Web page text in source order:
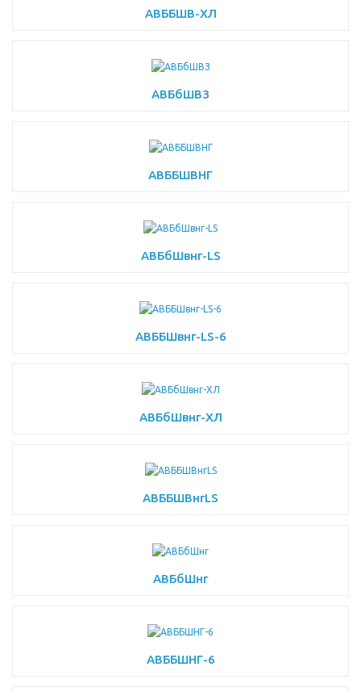
АВББШВ-ХЛ
АВБбШВЗ
АВББШВНГ
АВБбШвнг-LS
АВББШвнг-LS-6
АВБбШвнг-ХЛ
АВББШВнгLS
АВБбШнг
АВББШНГ-6